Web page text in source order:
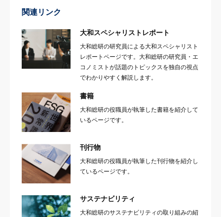
関連リンク
大和スペシャリストレポート
大和総研の研究員による大和スペシャリスト
レポートページです。大和総研の研究員・エ
コノミストが話題のトピックスを独自の視点
でわかりやすく解説します。
書籍
大和総研の役職員が執筆した書籍を紹介して
いるページです。
刊行物
大和総研の役職員が執筆した刊行物を紹介し
ているページです。
サステナビリティ
大和総研のサステナビリティの取り組みの紹